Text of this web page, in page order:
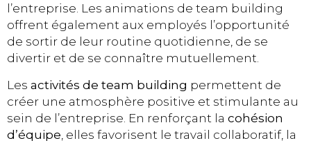
l’entreprise. Les animations de team building
offrent également aux employés l’opportunité
de sortir de leur routine quotidienne, de se
divertir et de se connaître mutuellement.
Les activités de team building permettent de
créer une atmosphère positive et stimulante au
sein de l’entreprise. En renforçant la cohésion
d’équipe , elles favorisent le travail collaboratif, la